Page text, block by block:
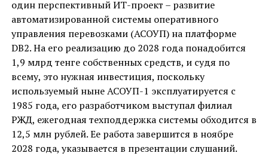
один перспективный ИТ-проект – развитие
автоматизированной системы оперативного
управления перевозками (АСОУП) на платформе
DB2. На его реализацию до 2028 года понадобится
1,9 млрд тенге собственных средств, и судя по
всему, это нужная инвестиция, поскольку
используемый ныне АСОУП-1 эксплуатируется с
1985 года, его разработчиком выступал филиал
РЖД, ежегодная техподдержка системы обходится в
12,5 млн рублей. Ее работа завершится в ноябре
2028 года, указывается в презентации слушаний.